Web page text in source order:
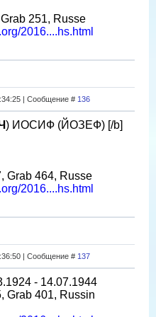
251, Russe
2016....hs.html
| Сообщение # 136
) ИОСИФ (ЙОЗЕФ) [/b]
Grab 464, Russe
2016....hs.html
| Сообщение # 137
- 14.07.1944
Grab 401, Russin